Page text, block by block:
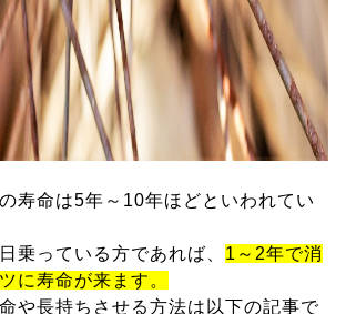
寿命は5年～10年ほどといわれてい
乗っている方であれば、 1～2年で消
に寿命が来ます。
や長持ちさせる方法は以下の記事で